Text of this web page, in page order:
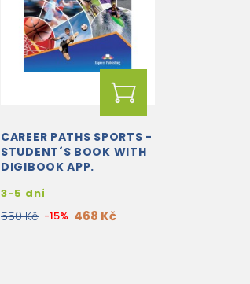
CAREER PATHS SPORTS -
STUDENT´S BOOK WITH
DIGIBOOK APP.
3-5 dní
550 Kč -15% 468 Kč